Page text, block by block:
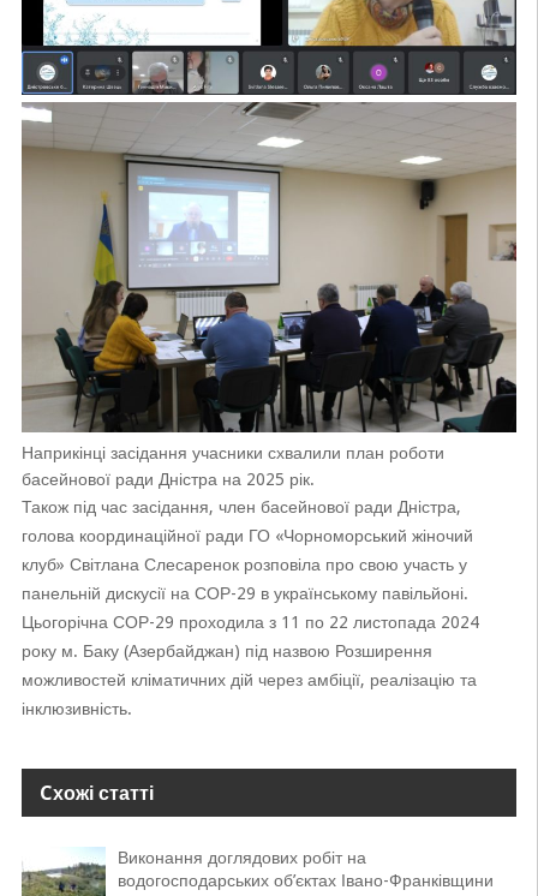
Наприкінці засідання учасники схвалили план роботи
басейнової ради Дністра на 2025 рік.
Також під час засідання, член басейнової ради Дністра,
голова координаційної ради ГО «Чорноморський жіночий
клуб» Світлана Слесаренок розповіла про свою участь у
панельній дискусії на СОР-29 в українському павільйоні.
Цьогорічна СОР-29 проходила з 11 по 22 листопада 2024
року м. Баку (Азербайджан) під назвою Розширення
можливостей кліматичних дій через амбіції, реалізацію та
інклюзивність.
Cхожі статті
Виконання доглядових робіт на
водогосподарських об’єктах Івано-Франківщини